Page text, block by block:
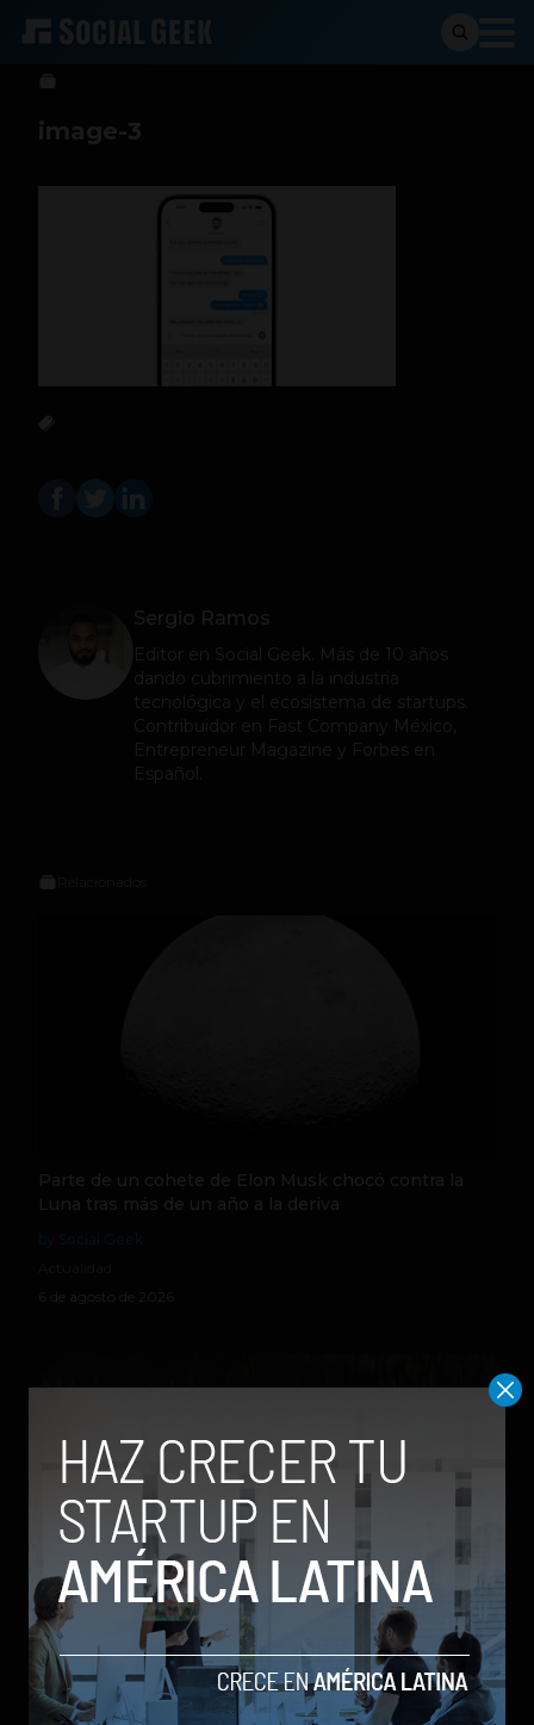
Sergio Ramos 6 de junio de 2023
image-3
Sergio Ramos
Editor en Social Geek
. Más de 10 años
dando cubrimiento a la industria
tecnológica y el ecosistema de startups.
Contribuidor en Fast Company México,
Entrepreneur Magazine y Forbes en
Español.
Parte de un cohete de Elon Musk chocó contra la
Luna tras más de un año a la deriva
6 de agosto de 2026
Qwen 3.8-Max, la nueva IA de Alibaba que desafía a
los modelos más poderosos
by Sergio Ramos
Actualidad